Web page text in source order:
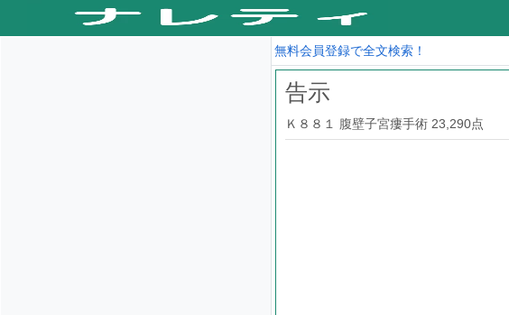
無料会員登録で全文検索！
告示
Ｋ８８１ 腹壁子宮瘻手術 23,290点